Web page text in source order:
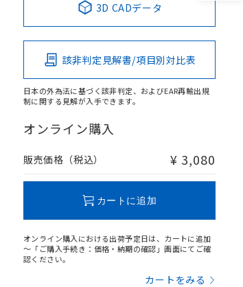
3D CADデータ
該非判定見解書/項目別対比表
日本の外為法に基づく該非判定、およびEAR再輸出規
制に関する見解が入手できます。
オンライン購入
販売価格（税込） ¥ 3,080
カートに追加
オンライン購入における出荷予定日は、カートに追加
～「ご購入手続き：価格・納期の確認」画面にてご確
認ください。
カートをみる